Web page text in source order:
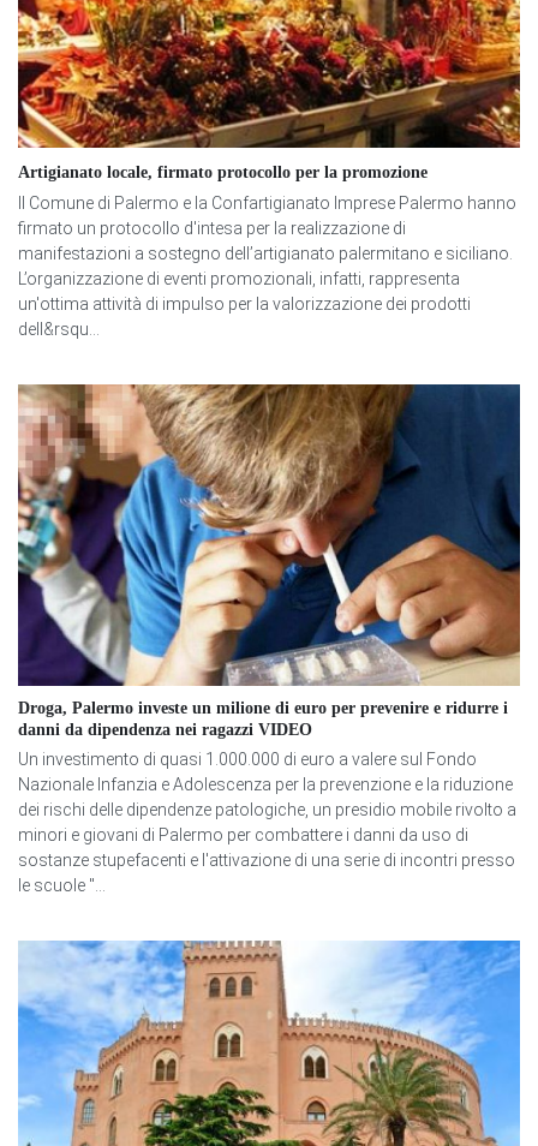
Artigianato locale, firmato protocollo per la promozione
Il Comune di Palermo e la Confartigianato Imprese Palermo hanno
firmato un protocollo d'intesa per la realizzazione di
manifestazioni a sostegno dell’artigianato palermitano e siciliano.
L’organizzazione di eventi promozionali, infatti, rappresenta
un'ottima attività di impulso per la valorizzazione dei prodotti
dell&rsqu...
Droga, Palermo investe un milione di euro per prevenire e ridurre i
danni da dipendenza nei ragazzi VIDEO
Un investimento di quasi 1.000.000 di euro a valere sul Fondo
Nazionale Infanzia e Adolescenza per la prevenzione e la riduzione
dei rischi delle dipendenze patologiche, un presidio mobile rivolto a
minori e giovani di Palermo per combattere i danni da uso di
sostanze stupefacenti e l'attivazione di una serie di incontri presso
le scuole "...